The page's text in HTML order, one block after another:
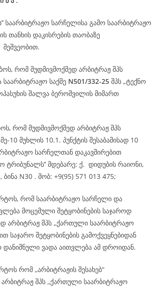
საარბიტრაჟო სარჩელისა გამო საარბიტრაჟო
თანხის დაკისრების თაობაზე
რომ მუდმივმოქმედ არბიტრაჟ შპს
საქმე N501/332-25 შპს „ტექნო
შალვა ბეროშვილის მიმართ
რომ მუდმივმოქმედ არბიტრაჟ შპს
10 მუხლის 10.1. პუნქტის შესაბამისად 10
სარჩელთან დაკავშირებით
მდებარე: ქ. დიდუბის რაიონი,
N30 . მობ: +9(95) 571 013 475;
რომ საარბიტრაჟო სარჩელი და
მოცემული შეტყობინების საჯაროდ
არბიტრაჟ შპს ,,ქართული საარბიტრაჟო
საჯარო შეტყობინების გამოქვეყნებიდან
ვადა აითვლება ამ დროიდან.
რომ ,,არბიტრაჟის შესახებ“
შპს ,,ქართული საარბიტრაჟო